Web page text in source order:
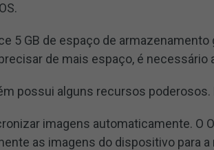
5 GB de espaço de
de mais espaço, é necessário
possui alguns recursos poderosos.
imagens automaticamente. O
as imagens do dispositivo para a